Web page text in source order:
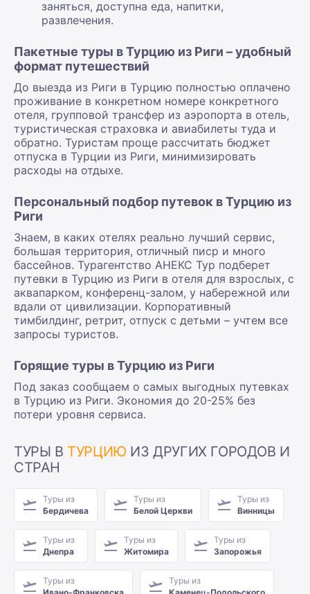
заняться, доступна еда, напитки,
развлечения.
Пакетные туры в Турцию из Риги – удобный
формат путешествий
До выезда из Риги в Турцию полностью оплачено
проживание в конкретном номере конкретного
отеля, групповой трансфер из аэропорта в отель,
туристическая страховка и авиабилеты туда и
обратно. Туристам проще рассчитать бюджет
отпуска в Турции из Риги, минимизировать
расходы на отдыхе.
Персональный подбор путевок в Турцию из
Риги
Знаем, в каких отелях реально лучший сервис,
большая территория, отличный писр и много
бассейнов. Турагентство АНЕКС Тур подберет
путевки в Турцию из Риги в отеля для взрослых, с
аквапарком, конференц-залом, у набережной или
вдали от цивилизации. Корпоративный
тимбилдинг, ретрит, отпуск с детьми – учтем все
запросы туристов.
Горящие туры в Турцию из Риги
Под заказ сообщаем о самых выгодных путевках
в Турцию из Риги. Экономия до 20-25% без
потери уровня сервиса.
ТУРЫ В ТУРЦИЮ ИЗ ДРУГИХ ГОРОДОВ И
СТРАН
Туры из
Бердичева
Туры из
Белой Церкви
Туры из
Винницы
Туры из
Днепра
Туры из
Житомира
Туры из
Запорожья
Туры из
Туры из